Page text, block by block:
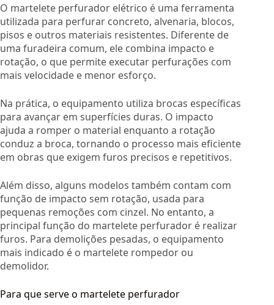
O martelete perfurador elétrico é uma ferramenta
utilizada para perfurar concreto, alvenaria, blocos,
pisos e outros materiais resistentes. Diferente de
uma furadeira comum, ele combina impacto e
rotação, o que permite executar perfurações com
mais velocidade e menor esforço.
Na prática, o equipamento utiliza brocas específicas
para avançar em superfícies duras. O impacto
ajuda a romper o material enquanto a rotação
conduz a broca, tornando o processo mais eficiente
em obras que exigem furos precisos e repetitivos.
Além disso, alguns modelos também contam com
função de impacto sem rotação, usada para
pequenas remoções com cinzel. No entanto, a
principal função do martelete perfurador é realizar
furos. Para demolições pesadas, o equipamento
mais indicado é o martelete rompedor ou
demolidor.
Para que serve o martelete perfurador